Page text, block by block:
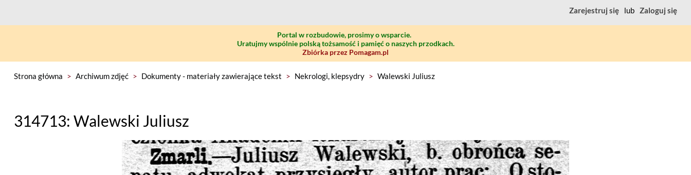
Zarejestruj się lub Zaloguj się
Portal w rozbudowie, prosimy o wsparcie.
Uratujmy wspólnie polską tożsamość i pamięć o naszych przodkach.
Zbiórka przez Pomagam.pl
Strona główna > Archiwum zdjęć > Dokumenty - materiały zawierające tekst > Nekrologi, klepsydry > Walewski Juliusz
314713: Walewski Juliusz